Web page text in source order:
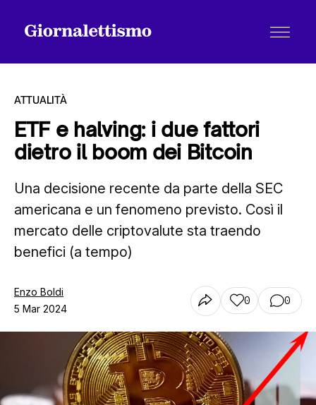
Tutti gli articoli
Chi siamo
ATTUALITÀ
ETF e halving: i due fattori
dietro il boom dei Bitcoin
Una decisione recente da parte della SEC
americana e un fenomeno previsto. Così il
mercato delle criptovalute sta traendo
benefici (a tempo)
Enzo Boldi
5 Mar 2024
0 0